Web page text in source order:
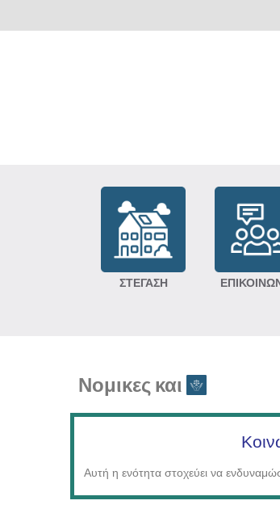
ΣΤΕΓΑΣΗ
Νομικες και
Αυτή η ενότητα στοχεύει να